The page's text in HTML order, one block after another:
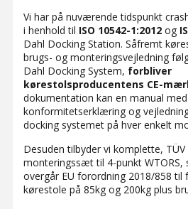
Vi har på nuværende tidspunkt
i henhold til ISO 10542-1:2012og
Dahl Docking Station. Såfremt
brugs- og monteringsvejledning
Dahl Docking System, forbliver
kørestolsproducentens CE-
dokumentation kan en manual med
konformitetserklæring og
docking systemet på hver enkelt
Desuden tilbyder vi komplette,
monteringssæt til 4-punkt WTORS,
overgår EU forordning 2018/858
kørestole på 85kg og 200kg plus